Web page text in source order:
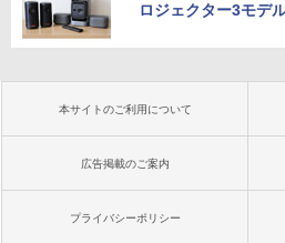
ロジェクター3モデ
本サイトのご利用について
広告掲載のご案内
プライバシーポリシー